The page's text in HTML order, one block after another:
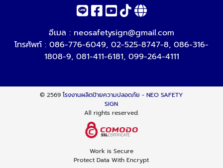
อีเมล : neosafetysign@gmail.com
โทรศัพท์ : 086-776-6049, 02-525-8747-8, 086-316-
1808-9, 081-411-6181, 099-264-4111
© 2569โรงงานผลิตป้ายความปลอดภัย - NEO SAFETY
SIGN
All rights reserved.
Work is Secure
Protect Data With Encrypt